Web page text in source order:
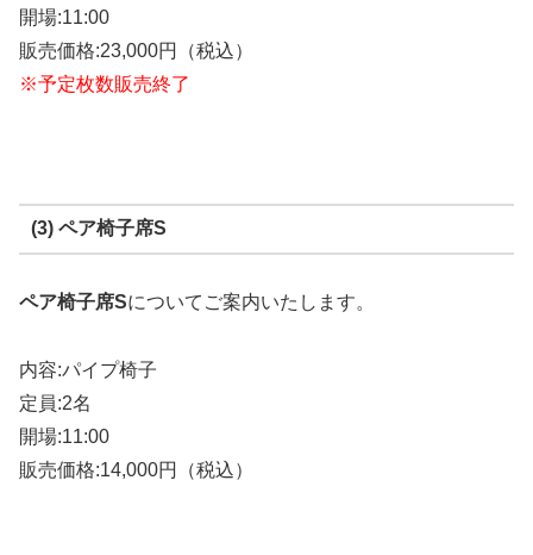
開場:11:00
販売価格:23,000円（税込）
※予定枚数販売終了
(3) ペア椅子席S
ペア椅子席Sについてご案内いたします。
内容:パイプ椅子
定員:2名
開場:11:00
販売価格:14,000円（税込）